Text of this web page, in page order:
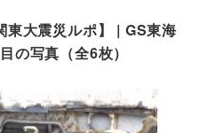
東大震災ルポ】 | GS東海
の写真（全6枚）